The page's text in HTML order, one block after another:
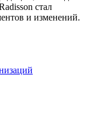
стал
и изменений.